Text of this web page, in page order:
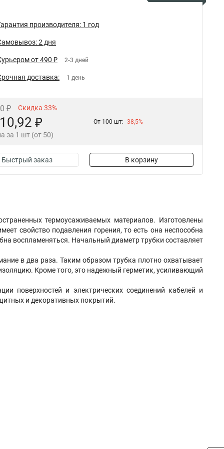
производителя: 1 год
2 дня
от 490 ₽ 2-3 дней
доставка: 1 день
₽ Скидка 33%
10,92 ₽
за 1 шт (от 50)
От 100 шт: 38,5%
Быстрый заказ В корзину
термоусаживаемых материалов. Изготовлены
свойство подавления горения, то есть она неспособна
воспламеняться. Начальный диаметр трубки составляет
в два раза. Таким образом трубка плотно охватывает
Кроме того, это надежный герметик, усиливающий
поверхностей и электрических соединений кабелей и
и декоративных покрытий.